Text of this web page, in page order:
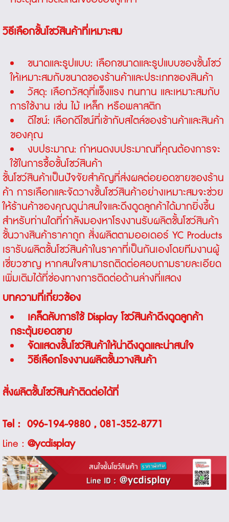
วิธีเลือกชั้นโชว์สินค้าที่เหมาะสม
ขนาดและรูปแบบ: เลือกขนาดและรูปแบบของชั้นโชว์
ให้เหมาะสมกับขนาดของร้านค้าและประเภทของสินค้า
วัสดุ: เลือกวัสดุที่แข็งแรง ทนทาน และเหมาะสมกับ
การใช้งาน เช่น ไม้ เหล็ก หรือพลาสติก
ดีไซน์: เลือกดีไซน์ที่เข้ากับสไตล์ของร้านค้าและสินค้า
ของคุณ
งบประมาณ: กำหนดงบประมาณที่คุณต้องการจะ
ใช้ในการซื้อชั้นโชว์สินค้า
ชั้นโชว์สินค้าเป็นปัจจัยสำคัญที่ส่งผลต่อยอดขายของร้าน
ค้า การเลือกและจัดวางชั้นโชว์สินค้าอย่างเหมาะสมจะช่วย
ให้ร้านค้าของคุณดูน่าสนใจและดึงดูดลูกค้าได้มากยิ่งขึ้น
สำหรับท่านใดที่กำลังมองหาโรงงานรับผลิตชั้นโชว์สินค้า
ชั้นวางสินค้าราคาถูก สั่งผลิตตามออเดอร์ YC Products
เรารับผลิตชั้นโชว์สินค้าในราคาที่เป็นกันเองโดยทีมงานผู้
เชี่ยวชาญ หากสนใจสามารถติดต่อสอบถามรายละเอียด
เพิ่มเติมได้ที่ช่องทางการติดต่อด้านล่างที่แสดง
บทความที่เกี่ยวข้อง
เคล็ดลับการใช้ Display โชว์สินค้าดึงดูดลูกค้า
กระตุ้นยอดขาย
จัดแสดงชั้นโชว์สินค้าให้น่าดึงดูดและน่าสนใจ
วิธีเลือกโรงงานผลิตชั้นวางสินค้า
สั่งผลิตชั้นโชว์สินค้าติดต่อได้ที่
Tel : 096-194-9880, 081-352-8771
Line : @ycdisplay